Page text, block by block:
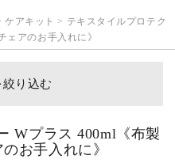
ケアキット > テキスタイルプロテク
ェアのお手入れに》
り込む
Wプラス 400ml《布製
お手入れに》